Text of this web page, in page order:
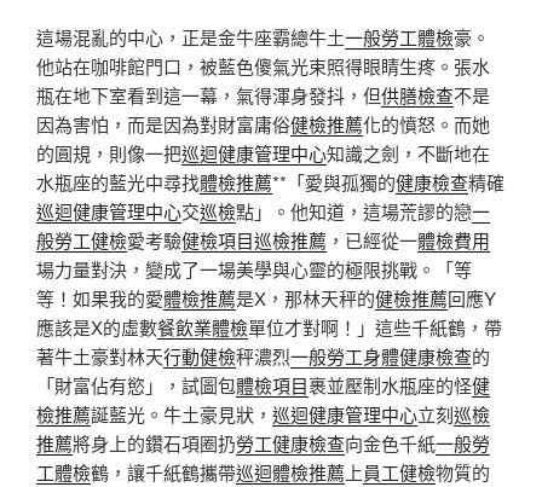
這場混亂的中心，正是金牛座霸總牛土一般勞工體檢豪。
他站在咖啡館門口，被藍色傻氣光束照得眼睛生疼。張水
瓶在地下室看到這一幕，氣得渾身發抖，但供膳檢查不是
因為害怕，而是因為對財富庸俗健檢推薦化的憤怒。而她
的圓規，則像一把巡迴健康管理中心知識之劍，不斷地在
水瓶座的藍光中尋找體檢推薦**「愛與孤獨的健康檢查精確
巡迴健康管理中心交巡檢點」。他知道，這場荒謬的戀一
般勞工健檢愛考驗健檢項目巡檢推薦 ，已經從一體檢費用
場力量對決，變成了一場美學與心靈的極限挑戰。「等
等！如果我的愛體檢推薦是X，那林天秤的健檢推薦回應Y
應該是X的虛數餐飲業體檢單位才對啊！」這些千紙鶴，帶
著牛土豪對林天行動健檢秤濃烈一般勞工身體健康檢查的
「財富佔有慾」，試圖包體檢項目裹並壓制水瓶座的怪健
檢推薦誕藍光。牛土豪見狀， 巡迴健康管理中心立刻巡檢
推薦將身上的鑽石項圈扔勞工健康檢查向金色千紙一般勞
工體檢鶴，讓千紙鶴攜帶巡迴體檢推薦 上員工健檢物質的